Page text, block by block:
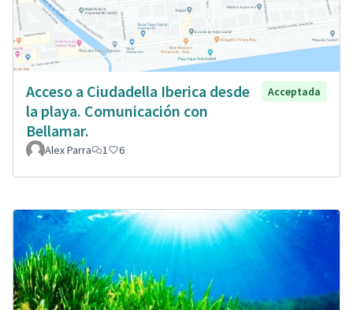
Acceso a Ciudadella Iberica desde
la playa. Comunicación con
Bellamar.
Acceptada
Alex Parra 1 6